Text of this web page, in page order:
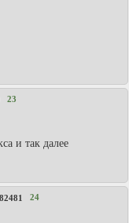
23
и так далее
24